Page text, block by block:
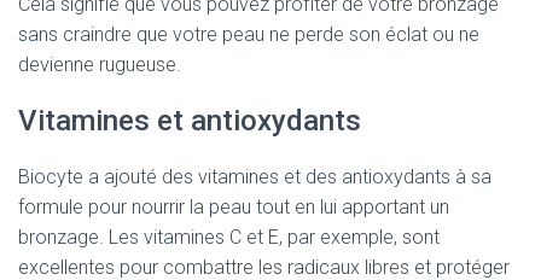
sans craindre que votre peau ne perde son éclat ou ne
devienne rugueuse.
Vitamines et antioxydants
Biocyte a ajouté des vitamines et des antioxydants à sa
formule pour nourrir la peau tout en lui apportant un
bronzage. Les vitamines C et E, par exemple, sont
excellentes pour combattre les radicaux libres et protéger